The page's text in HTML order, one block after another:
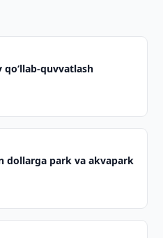
quvvatlash
dollarga park va akvapark